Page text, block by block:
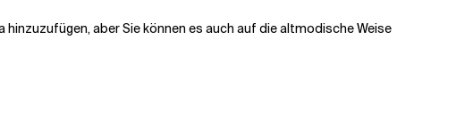
aber Sie können es auch auf die altmodische Weise